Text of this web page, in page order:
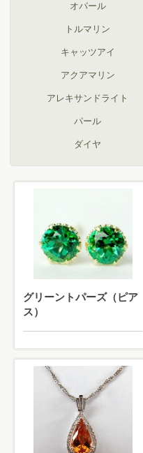
オパール
トルマリン
キャッツアイ
アクアマリン
アレキサンドライト
パール
ダイヤ
グリーントパーズ（ピア
ス）